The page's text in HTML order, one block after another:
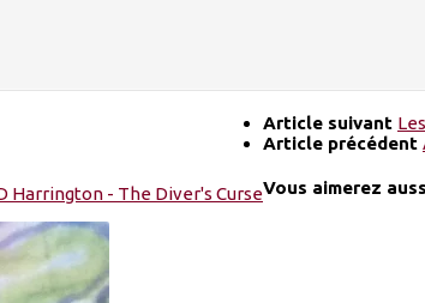
Article suivant
Article précédent
Vous aimerez